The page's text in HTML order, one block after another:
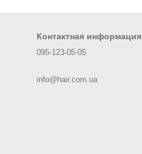
Контактная информация
095-123-05-05
info@hair.com.ua